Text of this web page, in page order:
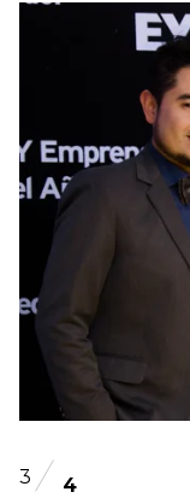
3 4